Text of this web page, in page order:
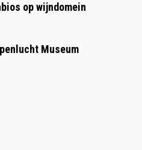
op wijndomein
Museum